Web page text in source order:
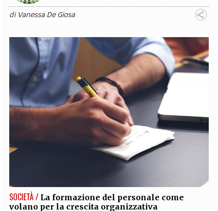
di Vanessa De Giosa
SOCIETÀ / La formazione del personale come
volano per la crescita organizzativa